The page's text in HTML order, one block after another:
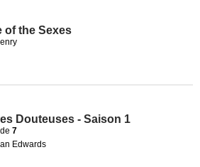
of the Sexes
Douteuses - Saison 1
7
Edwards